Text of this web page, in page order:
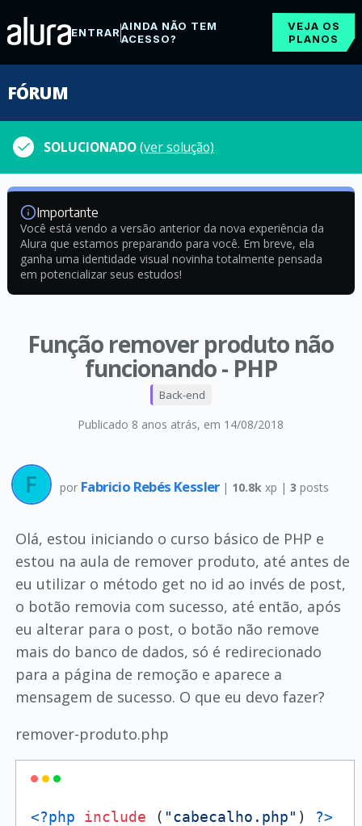
ENTRARAINDA NÃO TEM
ACESSO?
VEJA OS
PLANOS
FÓRUM
SOLUCIONADO(ver solução)
Importante
Você está vendo a versão anterior da nova experiência da
Alura que estamos preparando para você. Em breve, ela
ganha uma identidade visual novinha totalmente pensada
em potencializar seus estudos!
Função remover produto não
funcionando - PHP
Publicado 8 anos atrás, em 14/08/2018
Back-end
por Fabricio Rebés Kessler | 10.8k xp |3 posts
Olá, estou iniciando o curso básico de PHP e
estou na aula de remover produto, até antes de
eu utilizar o método get no id ao invés de post,
o botão removia com sucesso, até então, após
eu alterar para o post, o botão não remove
mais do banco de dados, só é redirecionado
para a página de remoção e aparece a
mensagem de sucesso. O que eu devo fazer?
remover-produto.php
<?php include ( "cabecalho.php" ) ?>